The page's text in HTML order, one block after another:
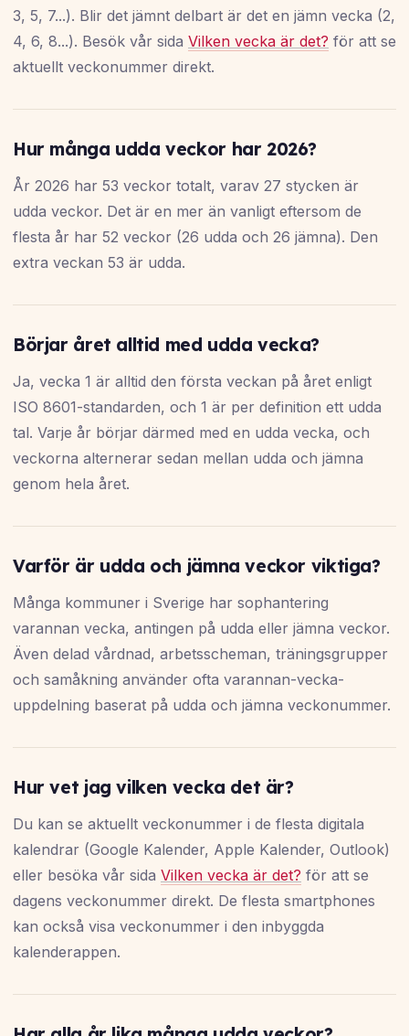
3, 5, 7...). Blir det jämnt delbart är det en jämn vecka (2,
4, 6, 8...). Besök vår sida Vilken vecka är det? för att se
aktuellt veckonummer direkt.
Hur många udda veckor har 2026?
År 2026 har 53 veckor totalt, varav 27 stycken är
udda veckor. Det är en mer än vanligt eftersom de
flesta år har 52 veckor (26 udda och 26 jämna). Den
extra veckan 53 är udda.
Börjar året alltid med udda vecka?
Ja, vecka 1 är alltid den första veckan på året enligt
ISO 8601-standarden, och 1 är per definition ett udda
tal. Varje år börjar därmed med en udda vecka, och
veckorna alternerar sedan mellan udda och jämna
genom hela året.
Varför är udda och jämna veckor viktiga?
Många kommuner i Sverige har sophantering
varannan vecka, antingen på udda eller jämna veckor.
Även delad vårdnad, arbetsscheman, träningsgrupper
och samåkning använder ofta varannan-vecka-
uppdelning baserat på udda och jämna veckonummer.
Hur vet jag vilken vecka det är?
Du kan se aktuellt veckonummer i de flesta digitala
kalendrar (Google Kalender, Apple Kalender, Outlook)
eller besöka vår sida Vilken vecka är det? för att se
dagens veckonummer direkt. De flesta smartphones
kan också visa veckonummer i den inbyggda
kalenderappen.